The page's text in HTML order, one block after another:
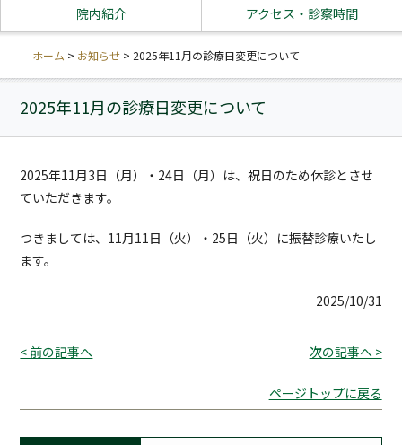
院内紹介 アクセス・診察時間
ホーム > お知らせ> 2025年11月の診療日変更について
2025年11月の診療日変更について
2025年11月3日（月）・24日（月）は、祝日のため休診とさせ
ていただきます。
つきましては、11月11日（火）・25日（火）に振替診療いたし
ます。
2025/10/31
< 前の記事へ 次の記事へ >
ページトップに戻る